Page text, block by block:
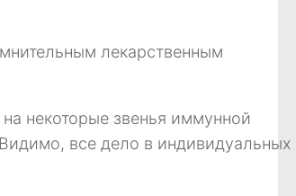
лекарственным
некоторые звенья иммунной
все дело в индивидуальных